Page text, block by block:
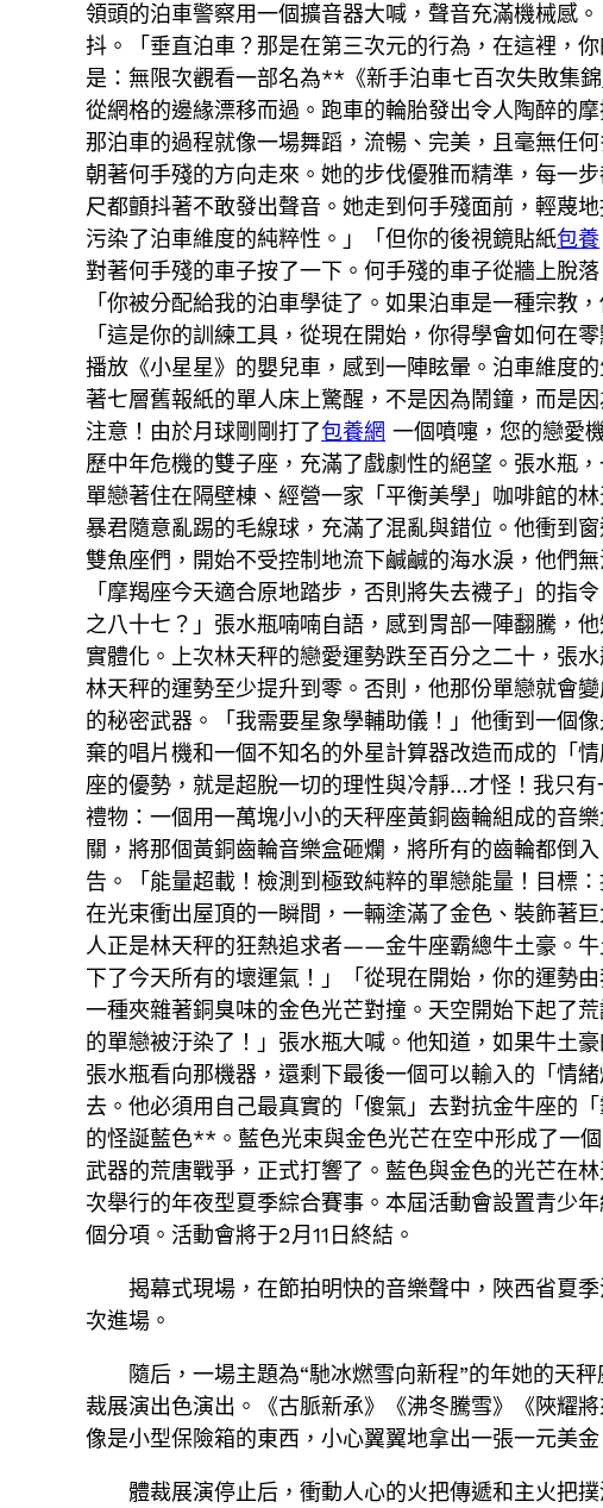
領頭的泊車警察用一個擴音器大喊，聲音充滿機械感
抖。「垂直泊車？那是在第三次元的行為，在這裡，
是：無限次觀看一部名為**《新手泊車七百次失敗集錦
從網格的邊緣漂移而過。跑車的輪胎發出令人陶醉的
那泊車的過程就像一場舞蹈，流暢、完美，且毫無任
朝著何手殘的方向走來。她的步伐優雅而精準，每一
尺都顫抖著不敢發出聲音。她走到何手殘面前，輕蔑
污染了泊車維度的純粹性。」「但你的後視鏡貼紙包養
對著何手殘的車子按了一下。何手殘的車子從牆上脫
「你被分配給我的泊車學徒了。如果泊車是一種宗教
「這是你的訓練工具，從現在開始，你得學會如何在
播放《小星星》的嬰兒車，感到一陣眩暈。泊車維度
著七層舊報紙的單人床上驚醒，不是因為鬧鐘，而是
注意！由於月球剛剛打了包養網 一個噴嚏，您的戀愛
歷中年危機的雙子座，充滿了戲劇性的絕望。張水瓶
單戀著住在隔壁棟、經營一家「平衡美學」咖啡館的
暴君隨意亂踢的毛線球，充滿了混亂與錯位。他衝到
雙魚座們，開始不受控制地流下鹹鹹的海水淚，他們
「摩羯座今天適合原地踏步，否則將失去襪子」的指
之八十七？」張水瓶喃喃自語，感到胃部一陣翻騰，
實體化。上次林天秤的戀愛運勢跌至百分之二十，張
林天秤的運勢至少提升到零。否則，他那份單戀就會
的秘密武器。「我需要星象學輔助儀！」他衝到一個
棄的唱片機和一個不知名的外星計算器改造而成的「
座的優勢，就是超脫一切的理性與冷靜…才怪！我只
禮物：一個用一萬塊小小的天秤座黃銅齒輪組成的音
關，將那個黃銅齒輪音樂盒砸爛，將所有的齒輪都倒
告。「能量超載！檢測到極致純粹的單戀能量！目標
在光束衝出屋頂的一瞬間，一輛塗滿了金色、裝飾著
人正是林天秤的狂熱追求者——金牛座霸總牛土豪。
下了今天所有的壞運氣！」「從現在開始，你的運勢
一種夾雜著銅臭味的金色光芒對撞。天空開始下起了
的單戀被汙染了！」張水瓶大喊。他知道，如果牛土
張水瓶看向那機器，還剩下最後一個可以輸入的「情
去。他必須用自己最真實的「傻氣」去對抗金牛座的
的怪誕藍色**。藍色光束與金色光芒在空中形成了一
武器的荒唐戰爭，正式打響了。藍色與金色的光芒在
次舉行的年夜型夏季綜合賽事。本屆活動會設置青少
個分項。活動會將于2月11日終結。
揭幕式現場，在節拍明快的音樂聲中，陜西省夏
次進場。
隨后，一場主題為“馳冰燃雪向新程”的年她的天
裁展演出色演出。《古脈新承》《沸冬騰雪》《陜耀
像是小型保險箱的東西，小心翼翼地拿出一張一元美
體裁展演停止后，衝動人心的火把傳遞和主火把